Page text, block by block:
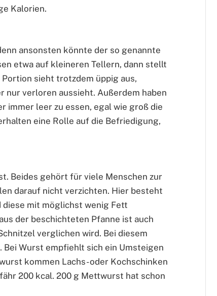
Kalorien.
ansonsten könnte der so genannte
etwa auf kleineren Tellern, dann stellt
sieht trotzdem üppig aus,
nur verloren aussieht. Außerdem haben
immer leer zu essen, egal wie groß die
eine Rolle auf die Befriedigung,
Beides gehört für viele Menschen zur
darauf nicht verzichten. Hier besteht
mit möglichst wenig Fett
der beschichteten Pfanne ist auch
verglichen wird. Bei diesem
Bei Wurst empfiehlt sich ein Umsteigen
kommen Lachs- oder Kochschinken
200 kcal. 200 g Mettwurst hat schon